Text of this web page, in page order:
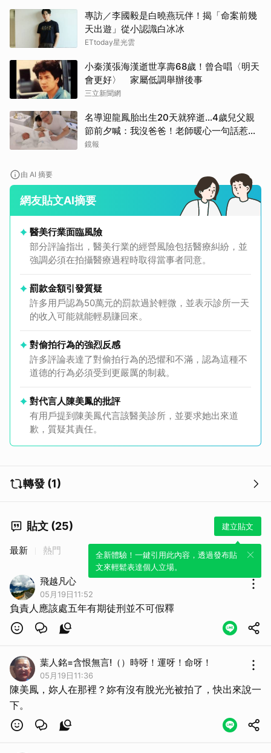
專訪／李國毅是白曉燕玩伴！揭「命案前幾
天出遊」從小認識白冰冰
ETtoday星光雲
小秦漢張海漢逝世享壽68歲！曾合唱〈明天
會更好〉 家屬低調舉辦後事
三立新聞網
名導迎龍鳳胎出生20天就猝逝...4歲兒父親
節前夕喊：我沒爸爸！老師暖心一句話惹哭
遺孀
鏡報
由 AI 摘要
網友貼文AI摘要
醫美行業面臨風險
部分評論指出，醫美行業的經營風險包括醫療糾紛，並
強調必須在拍攝醫療過程時取得當事者同意。
罰款金額引發質疑
許多用戶認為50萬元的罰款過於輕微，並表示診所一天
的收入可能就能輕易賺回來。
對偷拍行為的強烈反感
許多評論表達了對偷拍行為的恐懼和不滿，認為這種不
道德的行為必須受到更嚴厲的制裁。
對代言人陳美鳳的批評
有用戶提到陳美鳳代言該醫美診所，並要求她出來道
歉，質疑其責任。
轉發 (1)
貼文 (25) 建立貼文
全新體驗！一鍵引用此內容，透過發布貼
文來輕鬆表達個人立場。
最新 熱門
飛越凡心
05月19日11:52
負責人應該處五年有期徒刑並不可假釋
葉人銘=含恨無言!（）時呀！運呀！命呀！
05月19日11:36
陳美鳳，妳人在那裡？妳有沒有脫光光被拍了，快出來說一
下。